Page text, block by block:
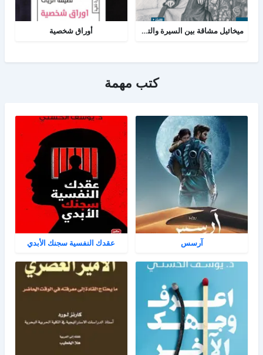
ميخائيل مشاقة بين السيرة والتاريخ أوراق شخصية
كتب مهمة
آرسس عقدك النفسية سجنك الأبدي